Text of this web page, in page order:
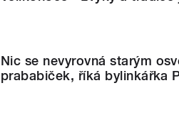
Nic se nevyrovná starým
prababiček, říká bylinkářka